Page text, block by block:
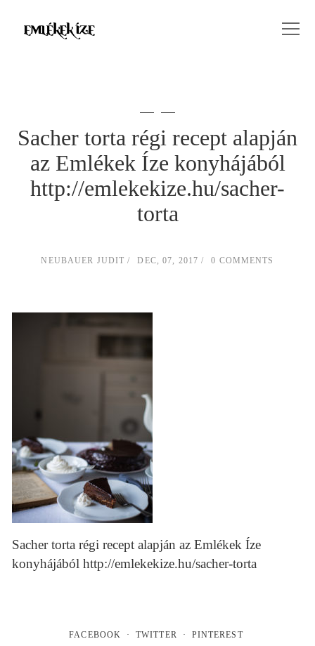
Sacher torta régi recept alapján
az Emlékek Íze konyhájából
http://emlekekize.hu/sacher-
torta
NEUBAUER JUDIT DEC, 07, 2017 0 COMMENTS
Sacher torta régi recept alapján az Emlékek Íze
konyhájából http://emlekekize.hu/sacher-torta
FACEBOOK TWITTER PINTEREST